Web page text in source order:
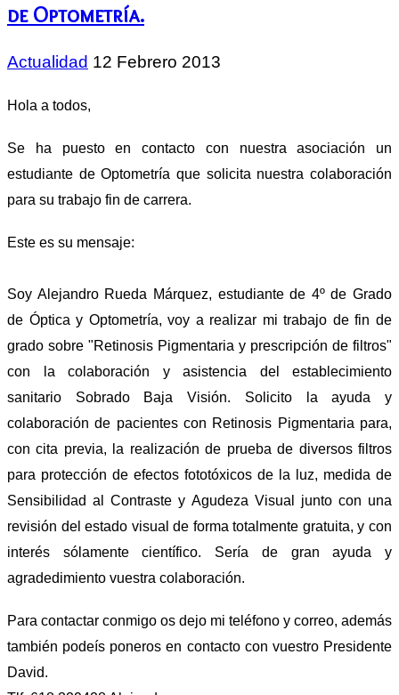
de Optometría.
Actualidad 12 Febrero 2013
Hola a todos,
Se ha puesto en contacto con nuestra asociación un
estudiante de Optometría que solicita nuestra colaboración
para su trabajo fin de carrera.
Este es su mensaje:
Soy Alejandro Rueda Márquez, estudiante de 4º de Grado
de Óptica y Optometría, voy a realizar mi trabajo de fin de
grado sobre "Retinosis Pigmentaria y prescripción de filtros"
con la colaboración y asistencia del establecimiento
sanitario Sobrado Baja Visión. Solicito la ayuda y
colaboración de pacientes con Retinosis Pigmentaria para,
con cita previa, la realización de prueba de diversos filtros
para protección de efectos fototóxicos de la luz, medida de
Sensibilidad al Contraste y Agudeza Visual junto con una
revisión del estado visual de forma totalmente gratuita, y con
interés sólamente científico. Sería de gran ayuda y
agradedimiento vuestra colaboración.
Para contactar conmigo os dejo mi teléfono y correo, además
también podeís poneros en contacto con vuestro Presidente
David.